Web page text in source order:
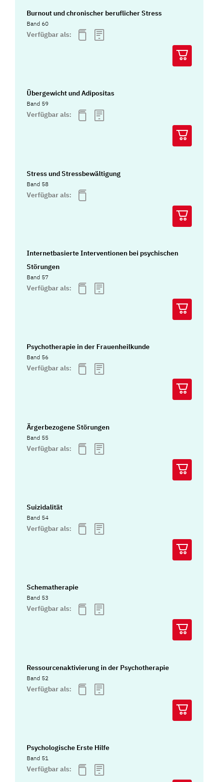
Burnout und chronischer beruflicher Stress
Band 60
Verfügbar als:
Übergewicht und Adipositas
Band 59
Verfügbar als:
Stress und Stressbewältigung
Band 58
Verfügbar als:
Internetbasierte Interventionen bei psychischen
Störungen
Band 57
Verfügbar als:
Psychotherapie in der Frauenheilkunde
Band 56
Verfügbar als:
Ärgerbezogene Störungen
Band 55
Verfügbar als:
Suizidalität
Band 54
Verfügbar als:
Schematherapie
Band 53
Verfügbar als:
Ressourcenaktivierung in der Psychotherapie
Band 52
Verfügbar als:
Psychologische Erste Hilfe
Band 51
Verfügbar als: